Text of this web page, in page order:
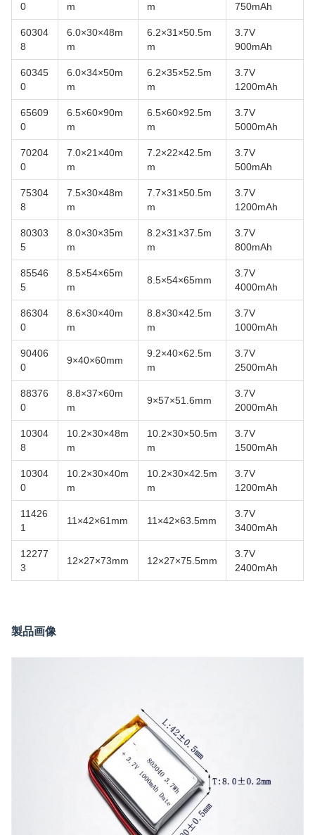
0
m
m
750mAh
60304
8
6.0×30×48m
m
6.2×31×50.5m
m
3.7V
900mAh
60345
0
6.0×34×50m
m
6.2×35×52.5m
m
3.7V
1200mAh
65609
0
6.5×60×90m
m
6.5×60×92.5m
m
3.7V
5000mAh
70204
0
7.0×21×40m
m
7.2×22×42.5m
m
3.7V
500mAh
75304
8
7.5×30×48m
m
7.7×31×50.5m
m
3.7V
1200mAh
80303
5
8.0×30×35m
m
8.2×31×37.5m
m
3.7V
800mAh
85546
5
8.5×54×65m
m
8.5×54×65mm
3.7V
4000mAh
86304
0
8.6×30×40m
m
8.8×30×42.5m
m
3.7V
1000mAh
90406
0
9×40×60mm
9.2×40×62.5m
m
3.7V
2500mAh
88376
0
8.8×37×60m
m
9×57×51.6mm
3.7V
2000mAh
10304
8
10.2×30×48m
m
10.2×30×50.5m
m
3.7V
1500mAh
10304
0
10.2×30×40m
m
10.2×30×42.5m
m
3.7V
1200mAh
11426
1
11×42×61mm 11×42×63.5mm
3.7V
3400mAh
12277
3
12×27×73mm 12×27×75.5mm
3.7V
2400mAh
製品画像